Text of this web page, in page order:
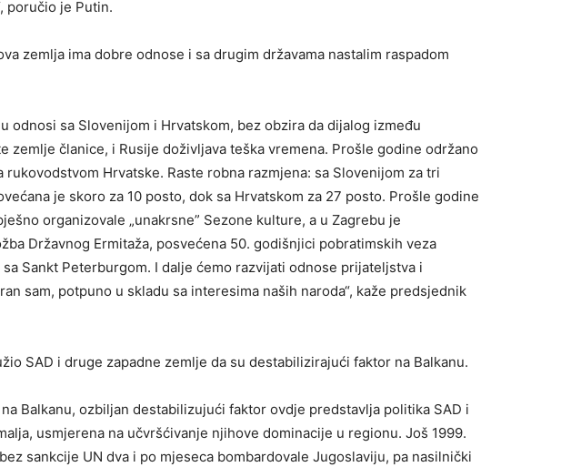
poručio je Putin.
zemlja ima dobre odnose i sa drugim državama nastalim raspadom
odnosi sa Slovenijom i Hrvatskom, bez obzira da dijalog između
zemlje članice, i Rusije doživljava teška vremena. Prošle godine održano
rukovodstvom Hrvatske. Raste robna razmjena: sa Slovenijom za tri
je skoro za 10 posto, dok sa Hrvatskom za 27 posto. Prošle godine
organizovale „unakrsne” Sezone kulture, a u Zagrebu je
Državnog Ermitaža, posvećena 50. godišnjici pobratimskih veza
Sankt Peterburgom. I dalje ćemo razvijati odnose prijateljstva i
sam, potpuno u skladu sa interesima naših naroda“, kaže predsjednik
SAD i druge zapadne zemlje da su destabilizirajući faktor na Balkanu.
Balkanu, ozbiljan destabilizujući faktor ovdje predstavlja politika SAD i
usmjerena na učvršćivanje njihove dominacije u regionu. Još 1999.
sankcije UN dva i po mjeseca bombardovale Jugoslaviju, pa nasilnički